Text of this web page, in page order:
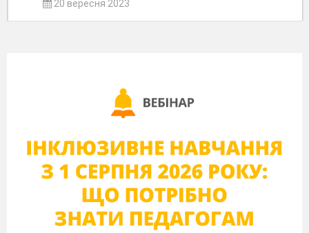
20 вересня 2023